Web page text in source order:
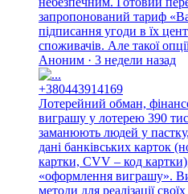
запропонований тариф
підписання угоди в їх
споживачів. Але такої
Аноним · 3 недели назад
+380443914169
Лотерейний обман,
виграшу у лотерею 390
заманюють людей у
дані банківських карток
картки, CVV – код
«оформлення виграшу».
методи для реалізації